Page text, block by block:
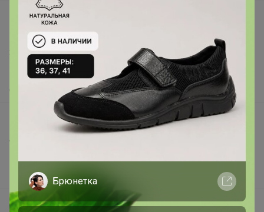
support@24-ok.ru
Написать в поддержку
Защита покупателя
Помощь
О нас
Все предложения
Анонсы
Поддержка альпак
Самое выгодное
Брюнетка